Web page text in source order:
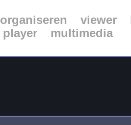
organiseren viewer
player multimedia